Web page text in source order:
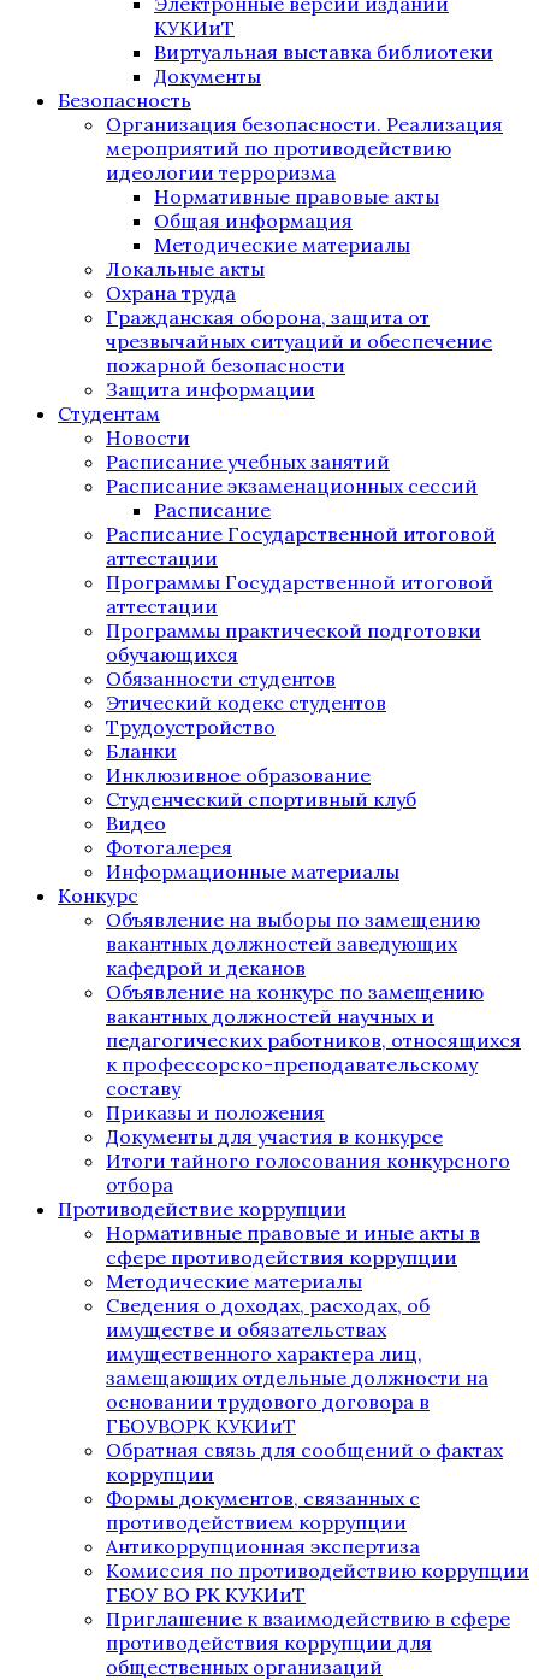
КУКИиТ
Виртуальная выставка библиотеки
Документы
Безопасность
Организация безопасности. Реализация
мероприятий по противодействию
идеологии терроризма
Нормативные правовые акты
Общая информация
Методические материалы
Локальные акты
Охрана труда
Гражданская оборона, защита от
чрезвычайных ситуаций и обеспечение
пожарной безопасности
Защита информации
Студентам
Новости
Расписание учебных занятий
Расписание экзаменационных сессий
Расписание
Расписание Государственной итоговой
аттестации
Программы Государственной итоговой
аттестации
Программы практической подготовки
обучающихся
Обязанности студентов
Этический кодекс студентов
Трудоустройство
Бланки
Инклюзивное образование
Студенческий спортивный клуб
Видео
Фотогалерея
Информационные материалы
Конкурс
Объявление на выборы по замещению
вакантных должностей заведующих
кафедрой и деканов
Объявление на конкурс по замещению
вакантных должностей научных и
педагогических работников, относящихся
к профессорско-преподавательскому
составу
Приказы и положения
Документы для участия в конкурсе
Итоги тайного голосования конкурсного
отбора
Противодействие коррупции
Нормативные правовые и иные акты в
сфере противодействия коррупции
Методические материалы
Сведения о доходах, расходах, об
имуществе и обязательствах
имущественного характера лиц,
замещающих отдельные должности на
основании трудового договора в
ГБОУВОРК КУКИиТ
Обратная связь для сообщений о фактах
коррупции
Формы документов, связанных с
противодействием коррупции
Антикоррупционная экспертиза
Комиссия по противодействию коррупции
ГБОУ ВО РК КУКИиТ
Приглашение к взаимодействию в сфере
противодействия коррупции для
общественных организаций